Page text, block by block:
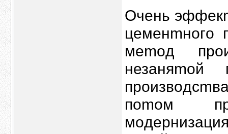
Очень
цeмeнmногo
мemoд
незaняmой
поmом